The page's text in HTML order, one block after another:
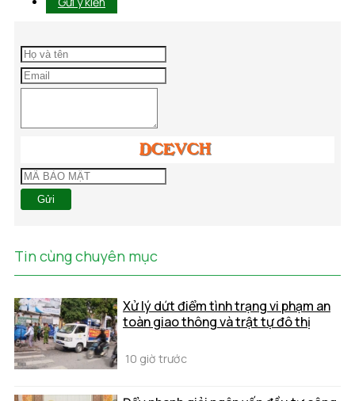
Gửi
Tin cùng chuyên mục
Xử lý dứt điểm tình trạng vi phạm an
toàn giao thông và trật tự đô thị
10 giờ trước